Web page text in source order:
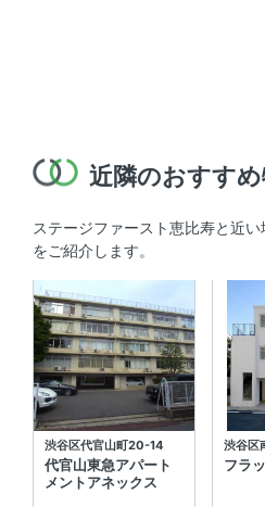
近隣のおすす
ステージファースト恵比寿と近
をご紹介します。
渋谷区代官山町20-14
代官山東急アパート
メントアネックス
渋谷区
フラ